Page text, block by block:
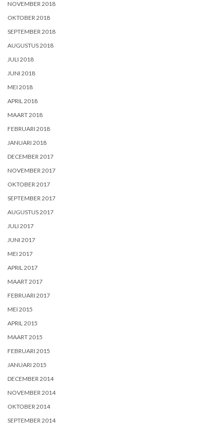
NOVEMBER 2018
OKTOBER 2018
SEPTEMBER 2018
AUGUSTUS 2018
JULI 2018
JUNI 2018
MEI 2018
APRIL 2018
MAART 2018
FEBRUARI 2018
JANUARI 2018
DECEMBER 2017
NOVEMBER 2017
OKTOBER 2017
SEPTEMBER 2017
AUGUSTUS 2017
JULI 2017
JUNI 2017
MEI 2017
APRIL 2017
MAART 2017
FEBRUARI 2017
MEI 2015
APRIL 2015
MAART 2015
FEBRUARI 2015
JANUARI 2015
DECEMBER 2014
NOVEMBER 2014
OKTOBER 2014
SEPTEMBER 2014